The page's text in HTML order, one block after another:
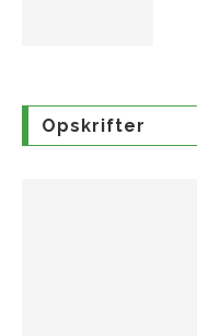
Opskrifter